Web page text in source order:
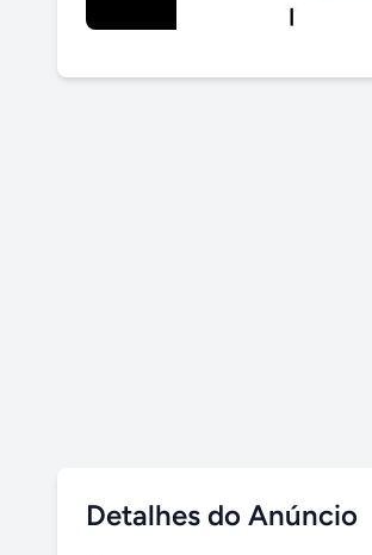
Detalhes do Anúncio